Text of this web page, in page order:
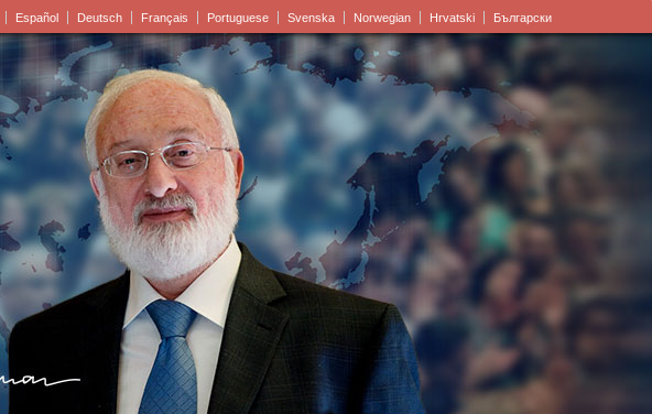
Español Deutsch Français Portuguese Svenska Norwegian Hrvatski Български